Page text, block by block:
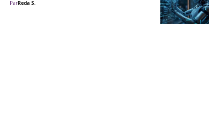
ParReda S.